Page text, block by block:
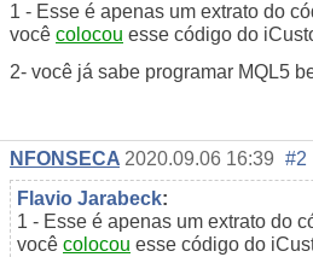
1 - Esse é apenas um extrato do
você colocou esse código do
2- você já sabe programar MQL5
NFONSECA 2020.09.06 16:39 #2
Flavio Jarabeck:
1 - Esse é apenas um extrato do
você colocou esse código do